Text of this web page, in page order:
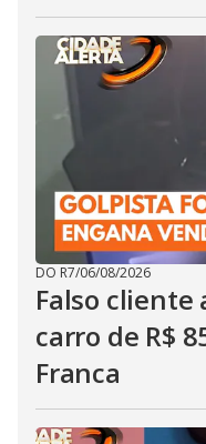
DO R7/06/08/2026
Falso cliente
carro de R$
Franca